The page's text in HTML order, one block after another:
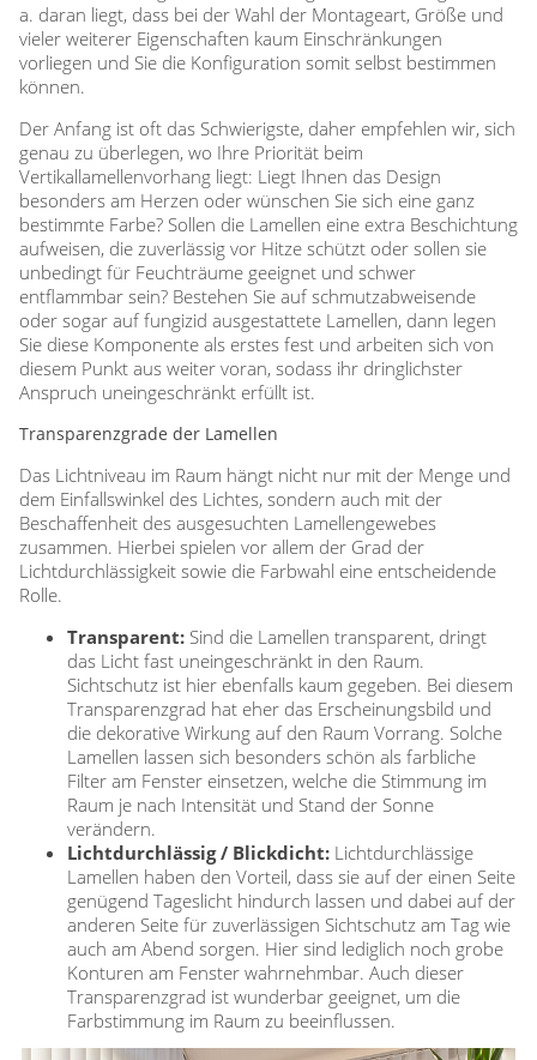
a. daran liegt, dass bei der Wahl der Montageart, Größe und
vieler weiterer Eigenschaften kaum Einschränkungen
vorliegen und Sie die Konfiguration somit selbst bestimmen
können.
Der Anfang ist oft das Schwierigste, daher empfehlen wir, sich
genau zu überlegen, wo Ihre Priorität beim
Vertikallamellenvorhang liegt: Liegt Ihnen das Design
besonders am Herzen oder wünschen Sie sich eine ganz
bestimmte Farbe? Sollen die Lamellen eine extra Beschichtung
aufweisen, die zuverlässig vor Hitze schützt oder sollen sie
unbedingt für Feuchträume geeignet und schwer
entflammbar sein? Bestehen Sie auf schmutzabweisende
oder sogar auf fungizid ausgestattete Lamellen, dann legen
Sie diese Komponente als erstes fest und arbeiten sich von
diesem Punkt aus weiter voran, sodass ihr dringlichster
Anspruch uneingeschränkt erfüllt ist.
Transparenzgrade der Lamellen
Das Lichtniveau im Raum hängt nicht nur mit der Menge und
dem Einfallswinkel des Lichtes, sondern auch mit der
Beschaffenheit des ausgesuchten Lamellengewebes
zusammen. Hierbei spielen vor allem der Grad der
Lichtdurchlässigkeit sowie die Farbwahl eine entscheidende
Rolle.
Transparent: Sind die Lamellen transparent, dringt
das Licht fast uneingeschränkt in den Raum.
Sichtschutz ist hier ebenfalls kaum gegeben. Bei diesem
Transparenzgrad hat eher das Erscheinungsbild und
die dekorative Wirkung auf den Raum Vorrang. Solche
Lamellen lassen sich besonders schön als farbliche
Filter am Fenster einsetzen, welche die Stimmung im
Raum je nach Intensität und Stand der Sonne
verändern.
Lichtdurchlässig / Blickdicht: Lichtdurchlässige
Lamellen haben den Vorteil, dass sie auf der einen Seite
genügend Tageslicht hindurch lassen und dabei auf der
anderen Seite für zuverlässigen Sichtschutz am Tag wie
auch am Abend sorgen. Hier sind lediglich noch grobe
Konturen am Fenster wahrnehmbar. Auch dieser
Transparenzgrad ist wunderbar geeignet, um die
Farbstimmung im Raum zu beeinflussen.